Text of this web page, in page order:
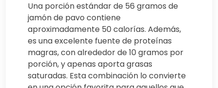
Una porción estándar de 56 gramos de
jamón de pavo contiene
aproximadamente 50 calorías. Además,
es una excelente fuente de proteínas
magras, con alrededor de 10 gramos por
porción, y apenas aporta grasas
saturadas. Esta combinación lo convierte